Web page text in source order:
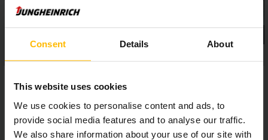
Consent Details About
This website uses cookies
We use cookies to personalise content and ads, to
provide social media features and to analyse our traffic.
We also share information about your use of our site with